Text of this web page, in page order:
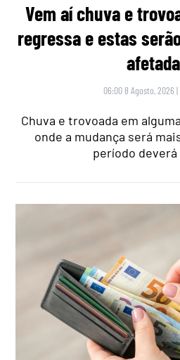
Vem aí chuva e
regressa e estas
06:00 8 Agosto, 2026 |
Chuva e trovoada em
onde a mudança será
período